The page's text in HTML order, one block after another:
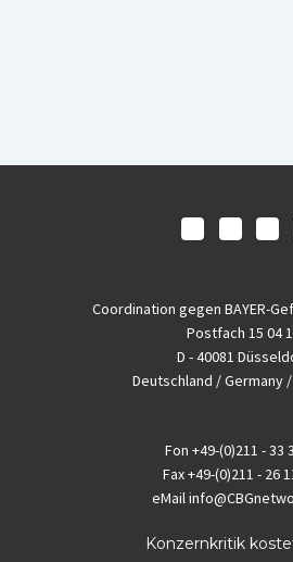
Coordination gegen BAYER-
Postfach 15 04
D - 40081
Deutschland / Germany
Fon +49-(0)211 - 33
Fax+49-(0)211 - 26
eMail
Konzernkritik